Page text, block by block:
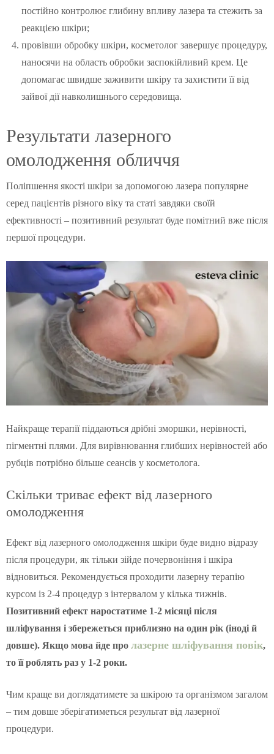
постійно контролює глибину впливу лазера та стежить за
реакцією шкіри;
провівши обробку шкіри, косметолог завершує процедуру,
наносячи на область обробки заспокійливий крем. Це
допомагає швидше заживити шкіру та захистити її від
зайвої дії навколишнього середовища.
Результати лазерного
омолодження обличчя
Поліпшення якості шкіри за допомогою лазера популярне
серед пацієнтів різного віку та статі завдяки своїй
ефективності – позитивний результат буде помітний вже після
першої процедури.
Найкраще терапії піддаються дрібні зморшки, нерівності,
пігментні плями. Для вирівнювання глибших нерівностей або
рубців потрібно більше сеансів у косметолога.
Скільки триває ефект від лазерного
омолодження
Ефект від лазерного омолодження шкіри буде видно відразу
після процедури, як тільки зійде почервоніння і шкіра
відновиться. Рекомендується проходити лазерну терапію
курсом із 2-4 процедур з інтервалом у кілька тижнів.
Позитивний ефект наростатиме 1-2 місяці після
шліфування і збережеться приблизно на один рік (іноді й
довше). Якщо мова йде про лазерне шліфування повік,
то її роблять раз у 1-2 роки.
Чим краще ви доглядатимете за шкірою та організмом загалом
– тим довше зберігатиметься результат від лазерної
процедури.